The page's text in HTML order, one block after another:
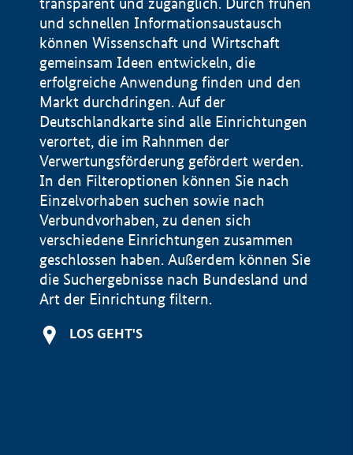
und schnellen Informationsaustausch
können Wissenschaft und Wirtschaft
gemeinsam Ideen entwickeln, die
erfolgreiche Anwendung finden und den
Markt durchdringen. Auf der
Deutschlandkarte sind alle Einrichtungen
verortet, die im Rahnmen der
Verwertungsförderung gefördert werden.
In den Filteroptionen können Sie nach
Einzelvorhaben suchen sowie nach
Verbundvorhaben, zu denen sich
verschiedene Einrichtungen zusammen
geschlossen haben. Außerdem können Sie
die Suchergebnisse nach Bundesland und
Art der Einrichtung filtern.
LOS GEHT'S